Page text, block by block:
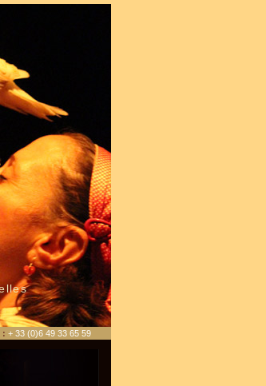
: + 33 (0)6 49 33 65 59